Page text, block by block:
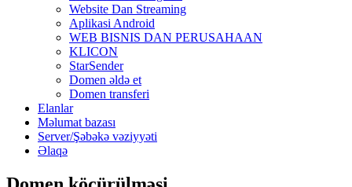
Website Dan Streaming
Aplikasi Android
WEB BISNIS DAN PERUSAHAAN
KLICON
StarSender
Domen əldə et
Domen transferi
Elanlar
Məlumat bazası
Server/Şəbəkə vəziyyəti
Əlaqə